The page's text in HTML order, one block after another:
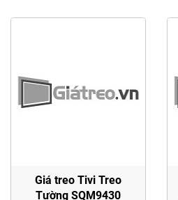
Giá treo Tivi Treo
Tường SQM9430